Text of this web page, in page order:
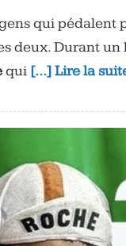
qui pédalent
deux. Durant
qui […] Lire la